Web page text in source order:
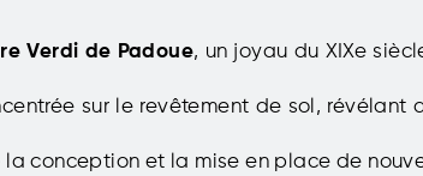
Verdi de Padoue, un joyau du XIXe
sur le revêtement de sol,
conception et la mise en place de